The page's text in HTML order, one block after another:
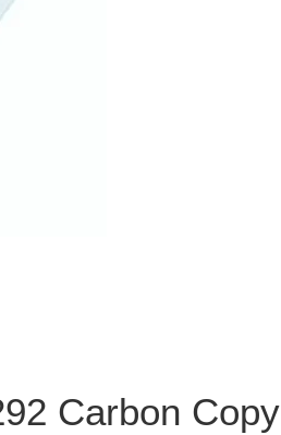
Carbon Copy